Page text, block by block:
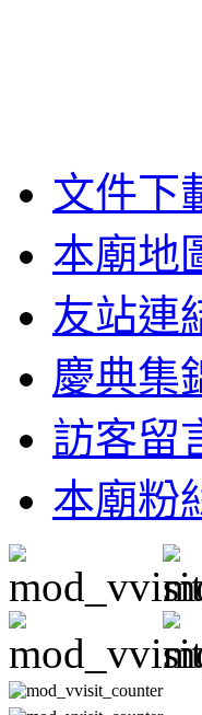
文件下
本廟地
友站連
慶典集
訪客留
本廟粉